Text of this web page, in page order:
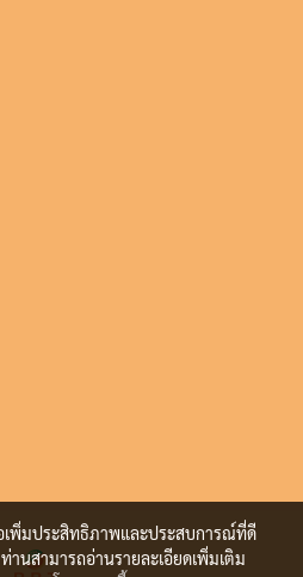
เพิ่มประสิทธิภาพและประสบการณ์ที่ดี
านสามารถอ่านรายละเอียดเพิ่มเติม